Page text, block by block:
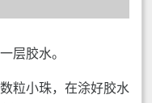
层胶水。
粒小珠，在涂好胶水